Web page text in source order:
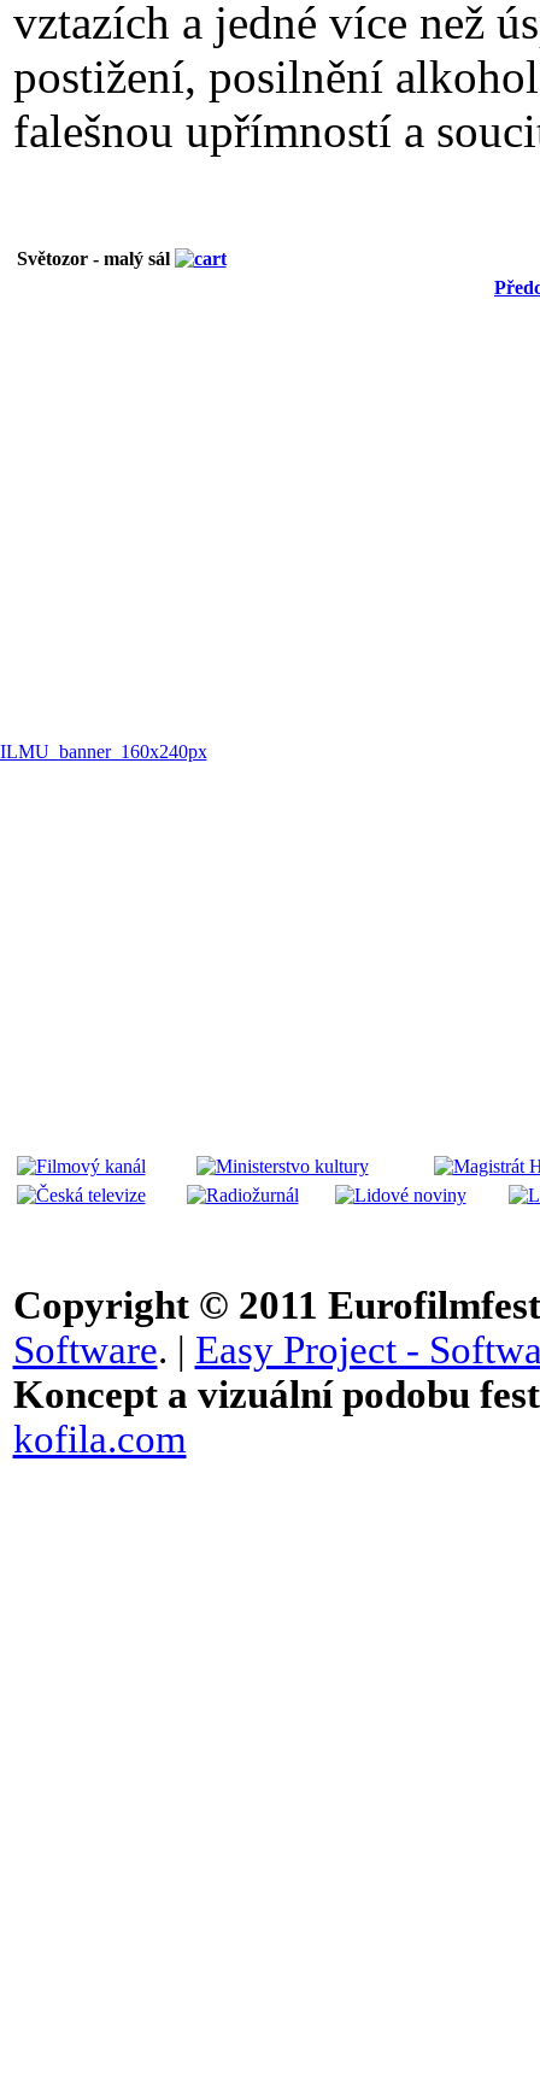
vztazích a jedné více než
postižení, posilnění
falešnou upřímností a
Světozor - malý sál
Copyright © 2011
Software. | Easy Project -
Koncept a vizuální podobu
kofila.com